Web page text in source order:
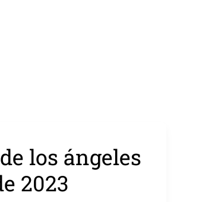
los ángeles
2023